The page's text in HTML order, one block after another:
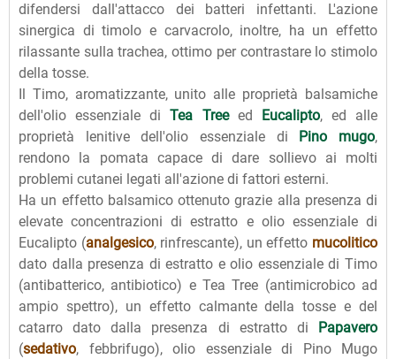
difendersi dall'attacco dei batteri infettanti. L'azione
sinergica di timolo e carvacrolo, inoltre, ha un effetto
rilassante sulla trachea, ottimo per contrastare lo stimolo
della tosse.
Il Timo, aromatizzante, unito alle proprietà balsamiche
dell'olio essenziale diTea Treeed Eucalipto, ed alle
proprietà lenitive dell'olio essenziale di
Pino mugo,
rendono la pomata capace di dare sollievo ai molti
problemi cutanei legati all'azione di fattori esterni.
Ha un effetto balsamico ottenuto grazie alla presenza di
elevate concentrazioni di estratto e olio essenziale di
Eucalipto (analgesico, rinfrescante), un effetto mucolitico
dato dalla presenza di estratto e olio essenziale di Timo
(antibatterico, antibiotico) e Tea Tree (antimicrobico ad
ampio spettro), un effetto calmante della tosse e del
catarro dato dalla presenza di estratto di
Papavero
(sedativo, febbrifugo), olio essenziale di Pino Mugo